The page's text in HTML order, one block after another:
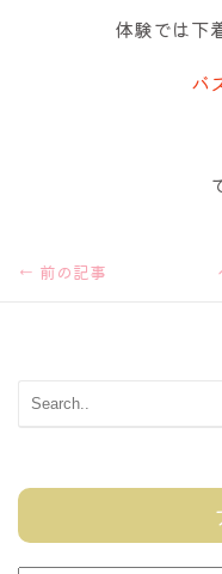
体験では下
バ
← 前の記事